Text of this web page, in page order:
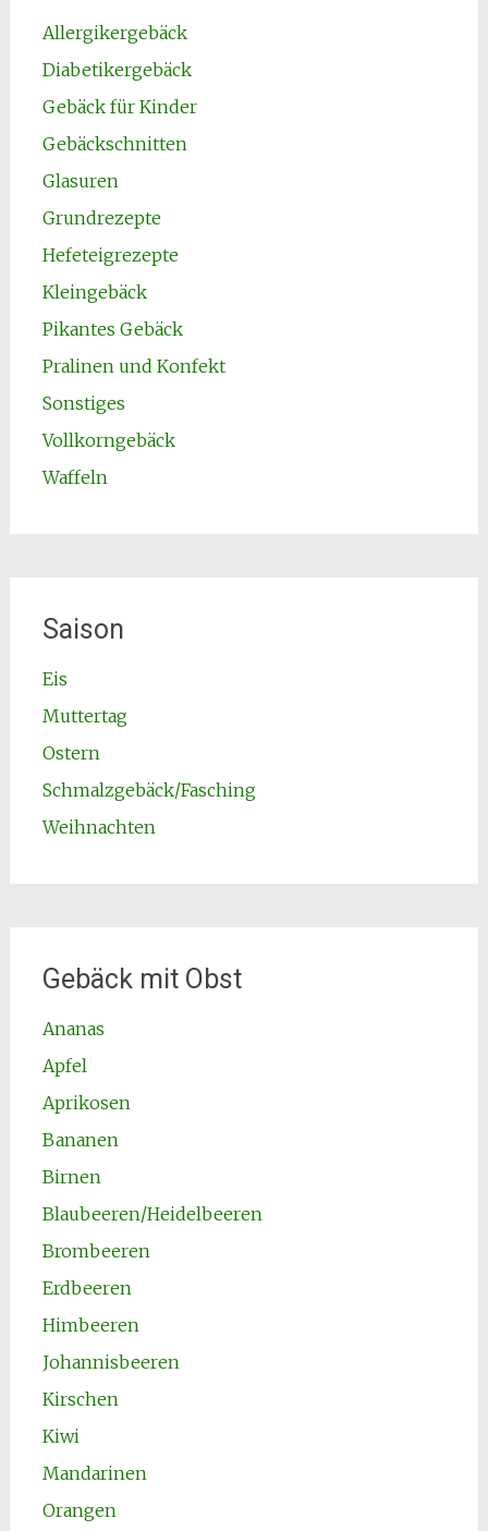
Allergikergebäck
Diabetikergebäck
Gebäck für Kinder
Gebäckschnitten
Glasuren
Grundrezepte
Hefeteigrezepte
Kleingebäck
Pikantes Gebäck
Pralinen und Konfekt
Sonstiges
Vollkorngebäck
Waffeln
Saison
Eis
Muttertag
Ostern
Schmalzgebäck/Fasching
Weihnachten
Gebäck mit Obst
Ananas
Apfel
Aprikosen
Bananen
Birnen
Blaubeeren/Heidelbeeren
Brombeeren
Erdbeeren
Himbeeren
Johannisbeeren
Kirschen
Kiwi
Mandarinen
Orangen